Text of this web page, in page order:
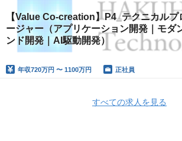
【Value Co-creation】P4_テクニカルプ
ージャー（アプリケーション開発｜モダ
ンド開発｜AI駆動開発）
年収720万円 〜 1100万円 正社員
すべての求人を見る